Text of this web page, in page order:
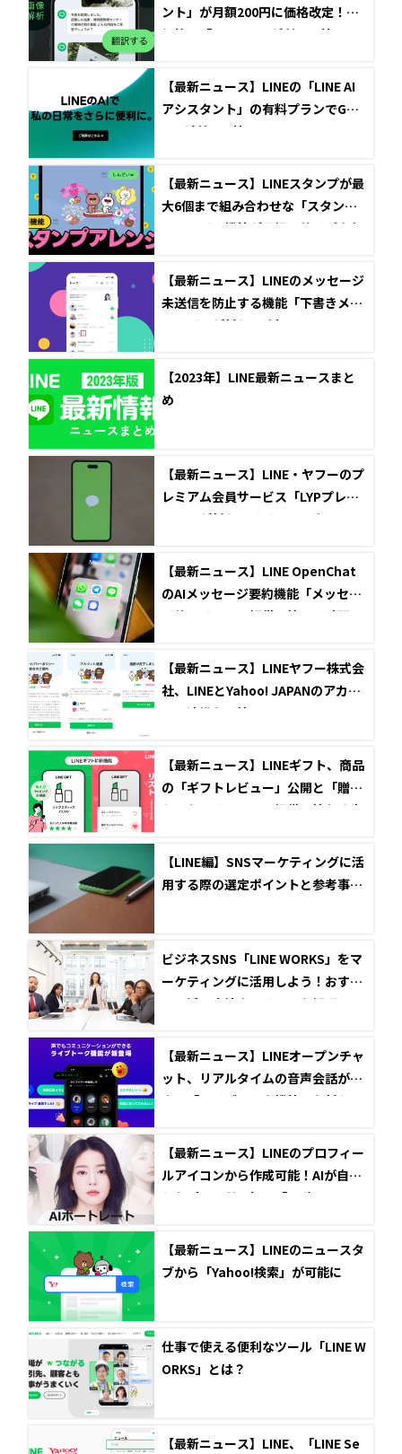
ント」が月額200円に価格改定！低
価格で「GPT-4o」が利用可能に
【最新ニュース】LINEの「LINE AI
アシスタント」の有料プランでGPT
-4oが利用可能に
【最新ニュース】LINEスタンプが最
大6個まで組み合わせな「スタンプ
アレンジ」機能が登場！サイズや角
【最新ニュース】LINEのメッセージ
未送信を防止する機能「下書きメッ
セージ」が新たに追加
【2023年】LINE最新ニュースまと
め
【最新ニュース】LINE・ヤフーのプ
レミアム会員サービス「LYPプレミ
アム」が新たにリリース予定
【最新ニュース】LINE OpenChat
のAIメッセージ要約機能「メッセー
ジサマリー」の提供開始！長時間の
【最新ニュース】LINEヤフー株式会
社、LINEとYahoo! JAPANのアカウ
ント連携を開始
【最新ニュース】LINEギフト、商品
の「ギフトレビュー」公開と「贈り
たいものリスト」の提供開始を発表
【LINE編】SNSマーケティングに活
用する際の選定ポイントと参考事例
ビジネスSNS「LINE WORKS」をマ
ーケティングに活用しよう！おすす
めの活用方法やメリットを解説！
【最新ニュース】LINEオープンチャ
ット、リアルタイムの音声会話がで
きる「ライブトーク機能」を新たに
【最新ニュース】LINEのプロフィー
ルアイコンから作成可能！AIが自撮
りをプロ品質に加工「AIポートレー
【最新ニュース】LINEのニュースタ
ブから「Yahoo!検索」が可能に
仕事で使える便利なツール「LINE W
ORKS」とは？
【最新ニュース】LINE、「LINE Se